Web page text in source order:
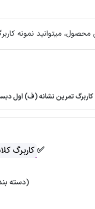
میتوانید نمونه
کاربرگ تمرین نشانه (ف) اول
✅کاربرگ
(دسته